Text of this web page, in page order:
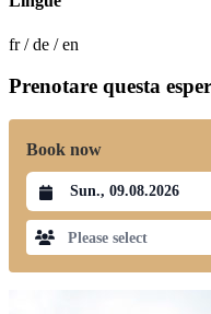
fr / de / en
Prenotare questa
Book now
Datum auswählen
Please select